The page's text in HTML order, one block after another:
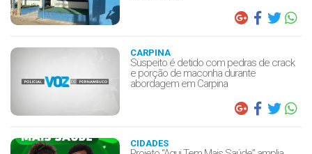
CARPINA
Suspeito é detido com pedras de crack
e porção de maconha durante
abordagem em Carpina
CIDADES